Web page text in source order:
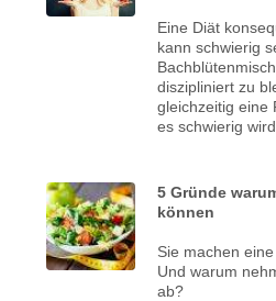
Eine Diät
kann schwierig
diszipliniert zu
gleichzeitig eine
es schwierig wird.
5 Gründe
können
Sie machen
Und warum
ab?